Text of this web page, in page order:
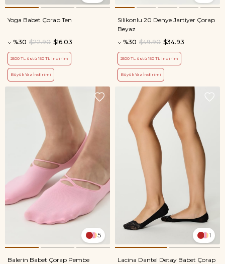
Yoga Babet Çorap Ten
%30 $16.03
$22.90
2500 TL üstü 150 TL indirim
Büyük Yaz İndirimi
Silikonlu 20 Denye Jartiyer Çorap
Beyaz
%30
$34.93
$49.90
2500 TL üstü 150 TL indirim
Büyük Yaz İndirimi
5
Balerin Babet Çorap Pembe
1
Lacina Dantel Detay Babet Çorap